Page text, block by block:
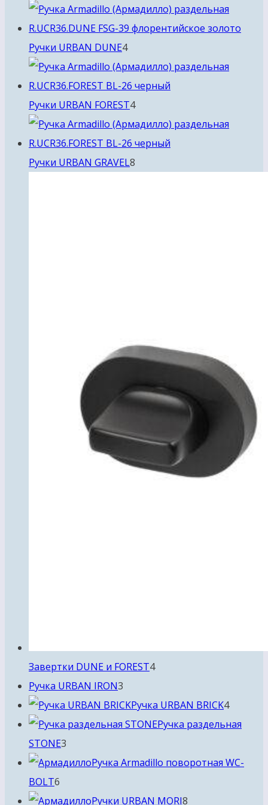
товара
Ручки URBAN DUNE44
товара
Ручки URBAN FOREST44
товара
Ручки URBAN GRAVEL8
Завертки DUNE и FOREST44
Ручка URBAN IRON3
товара
Ручка URBAN BRICK44
товара
Ручка раздельная
STONE3
товараРучка Armadillo поворотная WC-
BOLT6
товаровРучки URBAN MORI8